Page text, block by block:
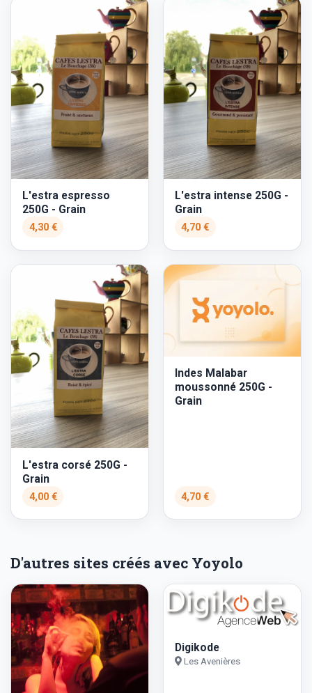
L'estra espresso
250G - Grain
4,30 €
L'estra intense 250G -
Grain
4,70 €
L'estra corsé 250G -
Grain
4,00 €
Indes Malabar
moussonné 250G -
Grain
4,70 €
D'autres sites créés avec Yoyolo
Digikode
Les Avenières